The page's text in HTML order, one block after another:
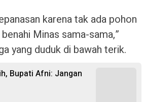
karena tak ada pohon
Minas sama-sama,”
yang duduk di bawah terik.
Bupati Afni: Jangan